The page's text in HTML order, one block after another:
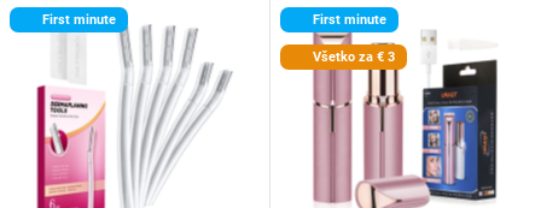
First minute First minute
Všetko za € 3